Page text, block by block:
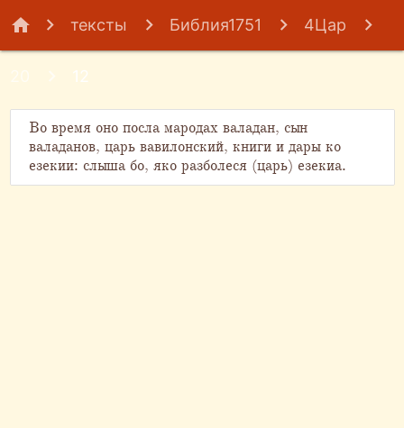
home тексты Библия1751 4Цар
12
Во время оно посла мародах валадан, сын
валаданов, царь вавилонский, книги и дары ко
езекии: слыша бо, яко разболеся (царь) езекиа.